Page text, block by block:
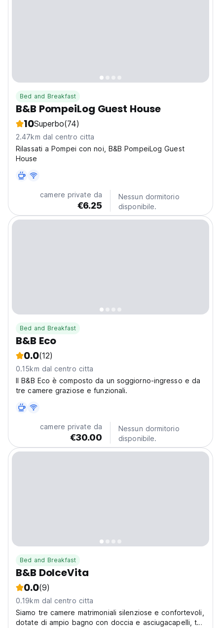
Bed and Breakfast
B&B PompeiLog Guest House
10Superbo(74)
2.47km dal centro citta
Rilassati a Pompei con noi, B&B PompeiLog Guest
House
camere private da
€6.25
Nessun dormitorio
disponibile.
Bed and Breakfast
B&B Eco
0.0(12)
0.15km dal centro citta
Il B&B Eco è composto da un soggiorno-ingresso e da
tre camere graziose e funzionali.
camere private da
€30.00
Nessun dormitorio
disponibile.
Bed and Breakfast
B&B DolceVita
0.0(9)
0.19km dal centro citta
Siamo tre camere matrimoniali silenziose e confortevoli,
dotate di ampio bagno con doccia e asciugacapelli, tv